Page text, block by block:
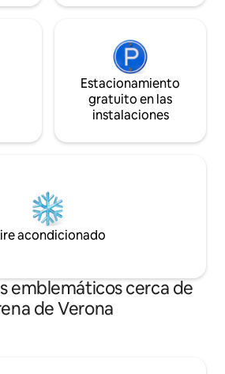
Estacionamiento
gratuito en las
instalaciones
acondicionado
emblemáticos cerca de
de Verona